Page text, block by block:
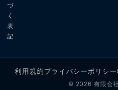
づ
く
表
記
利用規約プライバシーポリシー
© 2026 有限会